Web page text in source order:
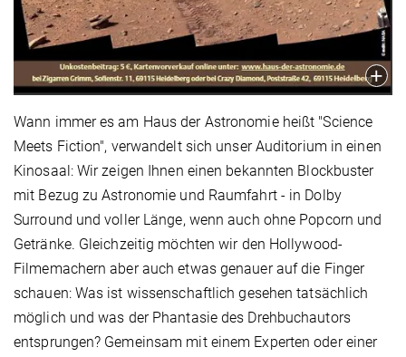
Wann immer es am Haus der Astronomie heißt "Science
Meets Fiction", verwandelt sich unser Auditorium in einen
Kinosaal: Wir zeigen Ihnen einen bekannten Blockbuster
mit Bezug zu Astronomie und Raumfahrt - in Dolby
Surround und voller Länge, wenn auch ohne Popcorn und
Getränke. Gleichzeitig möchten wir den Hollywood-
Filmemachern aber auch etwas genauer auf die Finger
schauen: Was ist wissenschaftlich gesehen tatsächlich
möglich und was der Phantasie des Drehbuchautors
entsprungen? Gemeinsam mit einem Experten oder einer